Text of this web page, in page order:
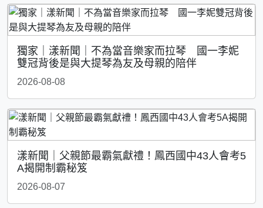
獨家｜漾新聞｜不為當音樂家而拉琴 國一李妮
雙冠背後是與大提琴為友及母親的陪伴
2026-08-08
漾新聞｜父親節最霸氣獻禮！鳳西國中43人會考5
A揭開制霸秘笈
2026-08-07